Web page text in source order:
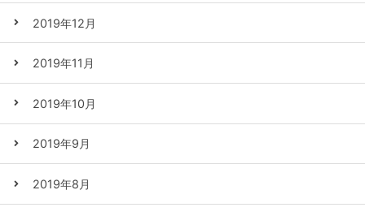
2019年12月
2019年11月
2019年10月
2019年9月
2019年8月